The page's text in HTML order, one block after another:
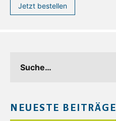
Jetzt bestellen
NEUESTE BEITRÄGE